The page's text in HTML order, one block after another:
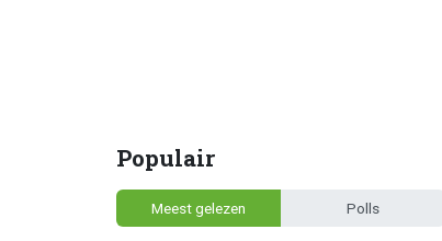
Populair
Meest gelezen Polls